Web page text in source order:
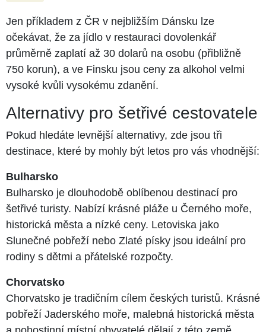
Jen příkladem z ČR v nejbližším Dánsku lze
očekávat, že za jídlo v restauraci dovolenkář
průměrně zaplatí až 30 dolarů na osobu (přibližně
750 korun), a ve Finsku jsou ceny za alkohol velmi
vysoké kvůli vysokému zdanění​​.
Alternativy pro šetřivé cestovatele
Pokud hledáte levnější alternativy, zde jsou tři
destinace, které by mohly být letos pro vás vhodnější:
Bulharsko
Bulharsko je dlouhodobě oblíbenou destinací pro
šetřivé turisty. Nabízí krásné pláže u Černého moře,
historická města a nízké ceny. Letoviska jako
Slunečné pobřeží nebo Zlaté písky jsou ideální pro
rodiny s dětmi a přátelské rozpočty.
Chorvatsko
Chorvatsko je tradičním cílem českých turistů. Krásné
pobřeží Jaderského moře, malebná historická města